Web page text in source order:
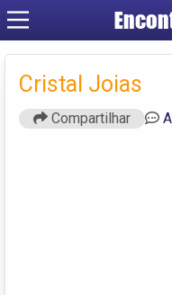
Cristal Joias
Compartilhar